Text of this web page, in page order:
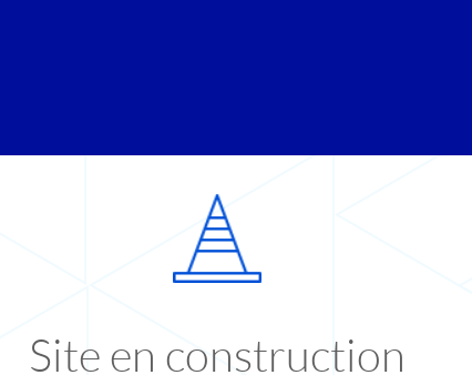
Site en construction